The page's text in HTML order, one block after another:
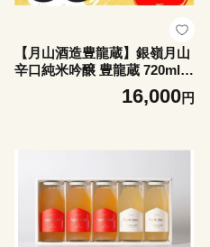
【月山酒造豊龍蔵】銀嶺月山
辛口純米吟醸 豊龍蔵 720ml×
２本 山形県 日本酒 地酒 酒
冷や 冷酒 ぬる燗 4合瓶
16,000円